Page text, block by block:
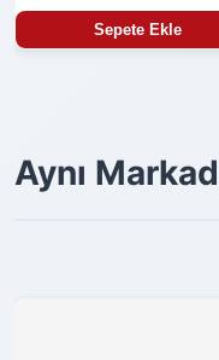
Sepete Ekle
Aynı